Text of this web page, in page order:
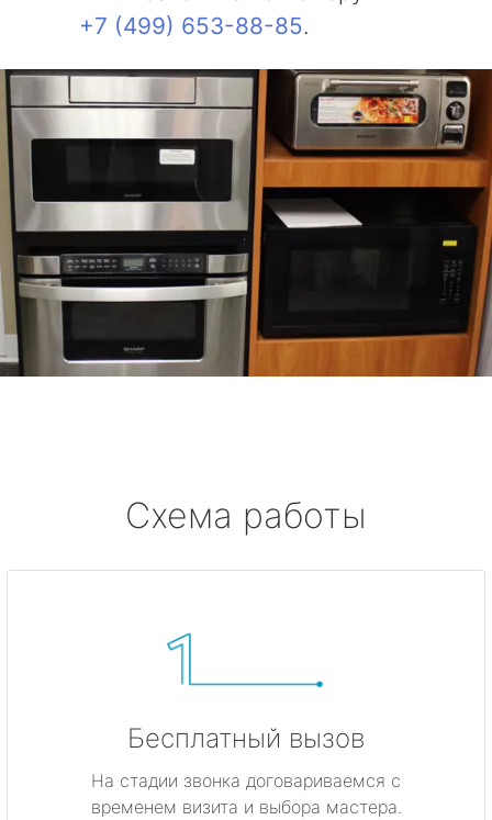
+7 (499) 653-88-85.
Схема работы
Бесплатный вызов
На стадии звонка договариваемся с
временем визита и выбора мастера.